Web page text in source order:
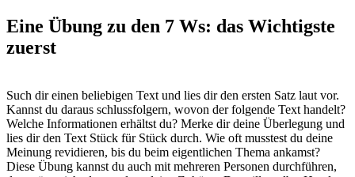
Eine Übung zu den 7 Ws: das Wichtigste
zuerst
Such dir einen beliebigen Text und lies dir den ersten Satz laut vor.
Kannst du daraus schlussfolgern, wovon der folgende Text handelt?
Welche Informationen erhältst du? Merke dir deine Überlegung und
lies dir den Text Stück für Stück durch. Wie oft musstest du deine
Meinung revidieren, bis du beim eigentlichen Thema ankamst?
Diese Übung kannst du auch mit mehreren Personen durchführen,